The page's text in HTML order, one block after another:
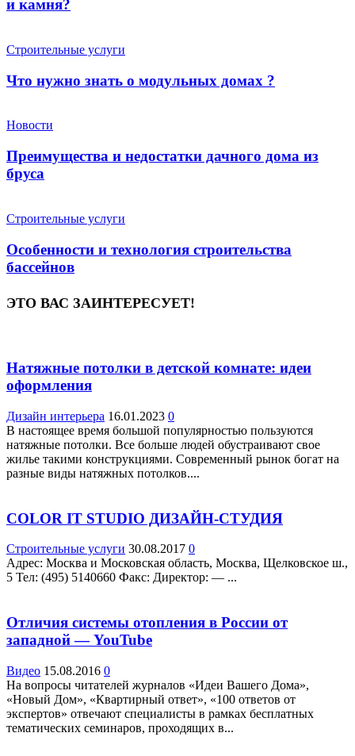
и камня?
Строительные услуги
Что нужно знать о модульных домах ?
Новости
Преимущества и недостатки дачного дома из
бруса
Строительные услуги
Особенности и технология строительства
бассейнов
ЭТО ВАС ЗАИНТЕРЕСУЕТ!
Натяжные потолки в детской комнате: идеи
оформления
Дизайн интерьера 16.01.2023 0
В настоящее время большой популярностью пользуются
натяжные потолки. Все больше людей обустраивают свое
жилье такими конструкциями. Современный рынок богат на
разные виды натяжных потолков....
COLOR IT STUDIO ДИЗАЙН-СТУДИЯ
Строительные услуги 30.08.2017 0
Адрес: Москва и Московская область, Москва, Щелковское ш.,
5 Teл: (495) 5140660 Факс: Директор: — ...
Отличия системы отопления в России от
западной — YouTube
Видео 15.08.2016 0
На вопросы читателей журналов «Идеи Вашего Дома»,
«Новый Дом», «Квартирный ответ», «100 ответов от
экспертов» отвечают специалисты в рамках бесплатных
тематических семинаров, проходящих в...